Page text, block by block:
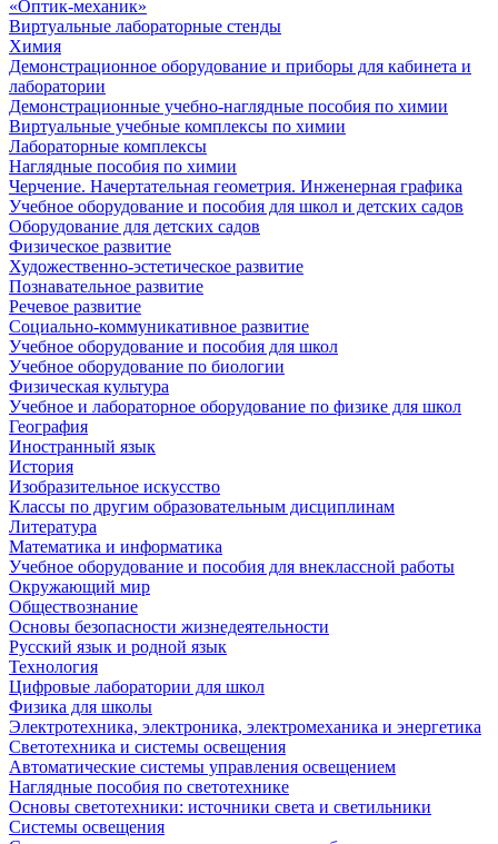
«Оптик-механик»
Виртуальные лабораторные стенды
Химия
Демонстрационное оборудование и приборы для кабинета и
лаборатории
Демонстрационные учебно-наглядные пособия по химии
Виртуальные учебные комплексы по химии
Лабораторные комплексы
Наглядные пособия по химии
Черчение. Начертательная геометрия. Инженерная графика
Учебное оборудование и пособия для школ и детских садов
Оборудование для детских садов
Физическое развитие
Художественно-эстетическое развитие
Познавательное развитие
Речевое развитие
Социально-коммуникативное развитие
Учебное оборудование и пособия для школ
Учебное оборудование по биологии
Физическая культура
Учебное и лабораторное оборудование по физике для школ
География
Иностранный язык
История
Изобразительное искусство
Классы по другим образовательным дисциплинам
Литература
Математика и информатика
Учебное оборудование и пособия для внеклассной работы
Окружающий мир
Обществознание
Основы безопасности жизнедеятельности
Русский язык и родной язык
Технология
Цифровые лаборатории для школ
Физика для школы
Электротехника, электроника, электромеханика и энергетика
Светотехника и системы освещения
Автоматические системы управления освещением
Наглядные пособия по светотехнике
Основы светотехники: источники света и светильники
Системы освещения